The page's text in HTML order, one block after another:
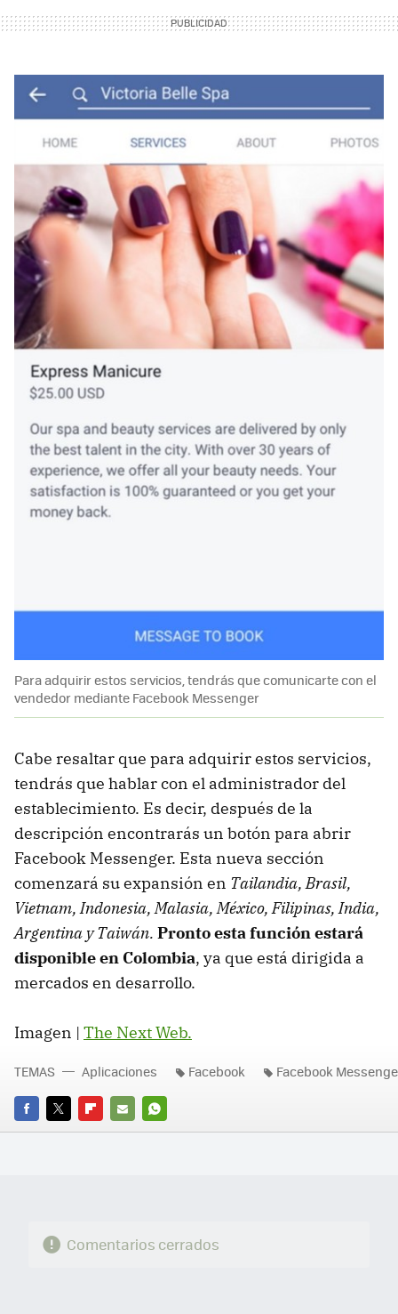
Para adquirir estos servicios, tendrás que comunicarte con el
vendedor mediante Facebook Messenger
Cabe resaltar que para adquirir estos servicios,
tendrás que hablar con el administrador del
establecimiento. Es decir, después de la
descripción encontrarás un botón para abrir
Facebook Messenger. Esta nueva sección
comenzará su expansión en Tailandia, Brasil,
Vietnam, Indonesia, Malasia, México, Filipinas, India,
Argentina y Taiwán. Pronto esta función estará
disponible en Colombia, ya que está dirigida a
mercados en desarrollo.
Imagen | The Next Web.
FACEBOOK
TWITTERFLIPBOARD
E-
WHATSAPP
TEMAS Aplicaciones Facebook Facebook
Comentarios cerrados